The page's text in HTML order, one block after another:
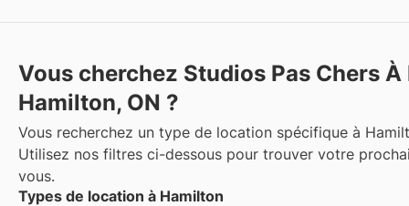
Vous cherchez Studios Pas Chers À
Hamilton, ON ?
Vous recherchez un type de location spécifique à
Utilisez nos filtres ci-dessous pour trouver votre
vous.
Types de location à Hamilton